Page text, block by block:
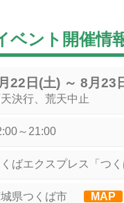
ベント開催情
22日(土) ～ 8月23
決行、荒天中止
～21:00
ばエクスプレス「つ
県つくば市 MAP